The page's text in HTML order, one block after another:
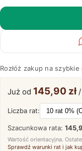
olejowany
Rozłóż zakup na
Już od 145,90 zł/
Liczba rat:
Szacunkowa rata:
Wartość orientacyjna.
Sprawdź warunki rat i jak